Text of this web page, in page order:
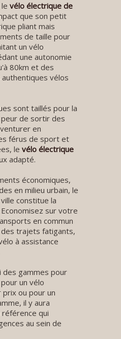
vélo électrique de
que son petit
pliant mais
de taille pour
un vélo
une autonomie
80km et des
vélos
sont taillés pour la
de sortir des
en
férus de sport et
le vélo électrique
adapté.
économiques,
en milieu urbain, le
constitue la
sur votre
en commun
trajets fatigants,
à assistance
des gammes pour
un vélo
ou pour un
il y aura
qui
au sein de